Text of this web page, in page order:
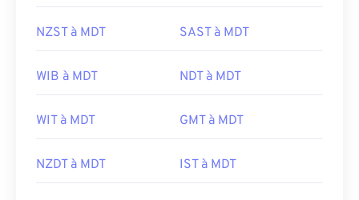
NZST à MDT SAST à MDT
WIB à MDT NDT à MDT
WIT à MDT GMT à MDT
NZDT à MDT IST à MDT